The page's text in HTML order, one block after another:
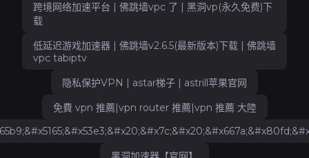
跨境网络加速平台 | 佛跳墙vpc 了 | 黑洞vp(永久免费)下
载
低延迟游戏加速器 | 佛跳墙v2.6.5(最新版本)下载 | 佛跳墙
vpc tabiptv
隐私保护VPN | astar梯子 | astrill苹果官网
免費 vpn 推薦|vpn router 推薦|vpn 推薦 大陸